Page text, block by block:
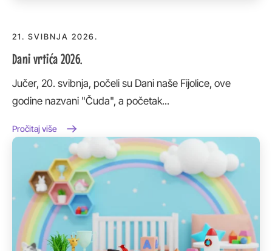
21. SVIBNJA 2026.
Dani vrtića 2026.
Jučer, 20. svibnja, počeli su Dani naše Fijolice, ove
godine nazvani "Čuda", a početak...
Pročitaj više